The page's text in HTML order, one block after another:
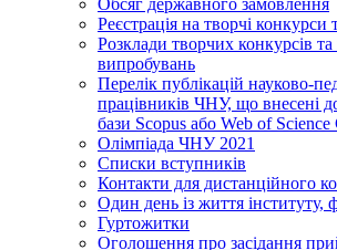
Реєстрація на творчі конкурси
Розклади творчих конкурсів
випробувань
Перелік публікацій науково-
працівників ЧНУ, що внесені
бази Scopus або Web of
Олімпіада ЧНУ 2021
Cписки вступників
Контакти для дистанційного
Один день із життя інституту,
Гуртожитки
Оголошення про засідання